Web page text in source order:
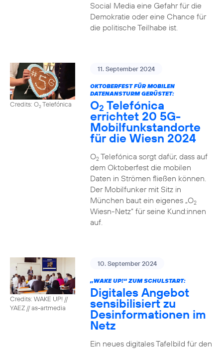
Social Media eine Gefahr für die
Demokratie oder eine Chance für
die politische Teilhabe ist.
Credits: O2Telefónica
11. September 2024
OKTOBERFEST FÜR MOBILEN
DATENANSTURM GERÜSTET:
O2 Telefónica
errichtet 20 5G-
Mobilfunkstandorte
für die Wiesn 2024
O2Telefónica sorgt dafür, dass auf
dem Oktoberfest die mobilen
Daten in Strömen fließen können.
Der Mobilfunker mit Sitz in
München baut ein eigenes „O2
Wiesn-Netz“ für seine Kund:innen
auf.
Credits: WAKE UP! //
YAEZ // as-artmedia
10. September 2024
„WAKE UP!“ ZUM SCHULSTART:
Digitales Angebot
sensibilisiert zu
Desinformationen im
Netz
Ein neues digitales Tafelbild für den